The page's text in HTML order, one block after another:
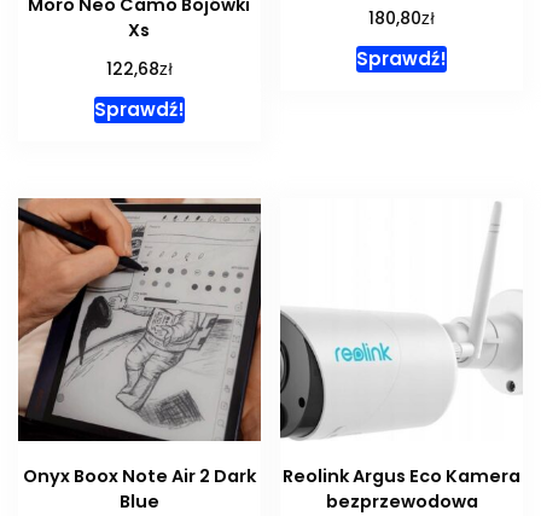
Xs
122,68zł
Sprawdź!
180,80zł
Sprawdź!
Onyx Boox Note Air 2 Dark
Blue
Reolink Argus Eco Kamera
bezprzewodowa